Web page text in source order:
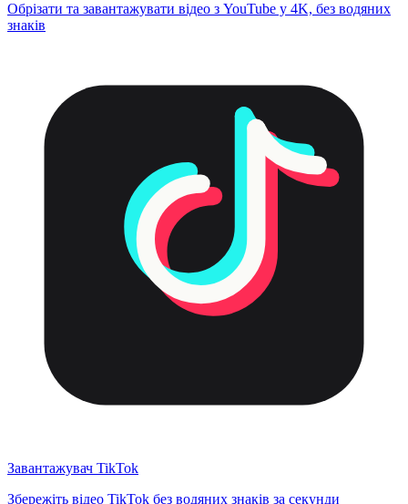
Обрізати та завантажувати відео з YouTube у 4K, без водяних
знаків
Завантажувач TikTok
Збережіть відео TikTok без водяних знаків за секунди